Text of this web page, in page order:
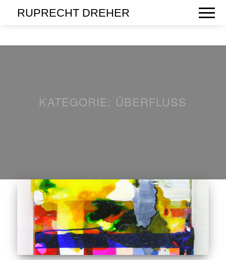
RUPRECHT DREHER
KATEGORIE: ÜBERFLUSS